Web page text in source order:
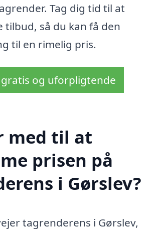
Tag dig tid til at
tilbud, så du kan få den
til en rimelig pris.
gratis og uforpligtende
med til at
prisen på
i Gørslev?
tagrenderens i Gørslev,